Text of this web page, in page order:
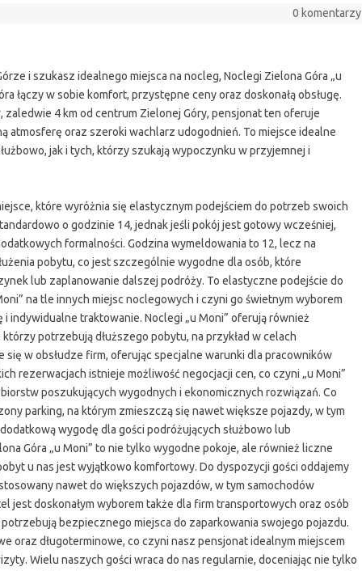
0 komentarzy
i szukasz idealnego miejsca na nocleg, Noclegi Zielona Góra „u
łączy w sobie komfort, przystępne ceny oraz doskonałą obsługę.
4 km od centrum Zielonej Góry, pensjonat ten oferuje
atmosferę oraz szeroki wachlarz udogodnień. To miejsce idealne
jak i tych, którzy szukają wypoczynku w przyjemnej i
które wyróżnia się elastycznym podejściem do potrzeb swoich
o godzinie 14, jednak jeśli pokój jest gotowy wcześniej,
formalności. Godzina wymeldowania to 12, lecz na
pobytu, co jest szczególnie wygodne dla osób, które
lub zaplanowanie dalszej podróży. To elastyczne podejście do
na tle innych miejsc noclegowych i czyni go świetnym wyborem
indywidualne traktowanie. Noclegi „u Moni” oferują również
potrzebują dłuższego pobytu, na przykład w celach
się w obsłudze firm, oferując specjalne warunki dla pracowników
rezerwacjach istnieje możliwość negocjacji cen, co czyni „u Moni”
poszukujących wygodnych i ekonomicznych rozwiązań. Co
parking, na którym zmieszczą się nawet większe pojazdy, w tym
wygodę dla gości podróżujących służbowo lub
Góra „u Moni” to nie tylko wygodne pokoje, ale również liczne
u nas jest wyjątkowo komfortowy. Do dyspozycji gości oddajemy
nawet do większych pojazdów, w tym samochodów
jest doskonałym wyborem także dla firm transportowych oraz osób
bezpiecznego miejsca do zaparkowania swojego pojazdu.
oraz długoterminowe, co czyni nasz pensjonat idealnym miejscem
Wielu naszych gości wraca do nas regularnie, doceniając nie tylko